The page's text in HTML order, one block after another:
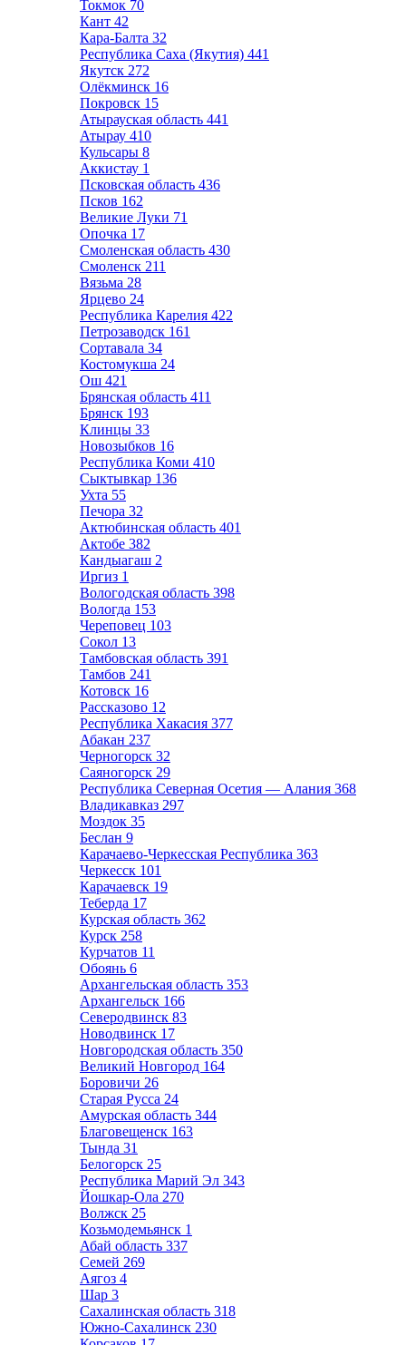
Токмок 70
Кант 42
Кара-Балта 32
Республика Саха (Якутия) 441
Якутск 272
Олёкминск 16
Покровск 15
Атырауская область 441
Атырау 410
Кульсары 8
Аккистау 1
Псковская область 436
Псков 162
Великие Луки 71
Опочка 17
Смоленская область 430
Смоленск 211
Вязьма 28
Ярцево 24
Республика Карелия 422
Петрозаводск 161
Сортавала 34
Костомукша 24
Ош 421
Брянская область 411
Брянск 193
Клинцы 33
Новозыбков 16
Республика Коми 410
Сыктывкар 136
Ухта 55
Печора 32
Актюбинская область 401
Актобе 382
Кандыагаш 2
Иргиз 1
Вологодская область 398
Вологда 153
Череповец 103
Сокол 13
Тамбовская область 391
Тамбов 241
Котовск 16
Рассказово 12
Республика Хакасия 377
Абакан 237
Черногорск 32
Саяногорск 29
Республика Северная Осетия — Алания 368
Владикавказ 297
Моздок 35
Беслан 9
Карачаево-Черкесская Республика 363
Черкесск 101
Карачаевск 19
Теберда 17
Курская область 362
Курск 258
Курчатов 11
Обоянь 6
Архангельская область 353
Архангельск 166
Северодвинск 83
Новодвинск 17
Новгородская область 350
Великий Новгород 164
Боровичи 26
Старая Русса 24
Амурская область 344
Благовещенск 163
Тында 31
Белогорск 25
Республика Марий Эл 343
Йошкар-Ола 270
Волжск 25
Козьмодемьянск 1
Абай область 337
Семей 269
Аягоз 4
Шар 3
Сахалинская область 318
Южно-Сахалинск 230